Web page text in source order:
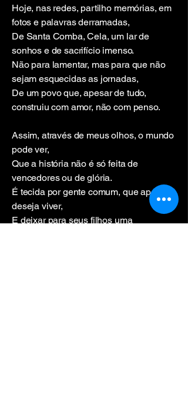
Hoje, nas redes, partilho memórias, em
fotos e palavras derramadas,
De Santa Comba, Cela, um lar de
sonhos e de sacrifício imenso.
Não para lamentar, mas para que não
sejam esquecidas as jornadas,
De um povo que, apesar de tudo,
construiu com amor, não com penso.
Assim, através de meus olhos, o mundo
pode ver,
Que a história não é só feita de
vencedores ou de glória.
É tecida por gente comum, que apenas
deseja viver,
E deixar para seus filhos uma